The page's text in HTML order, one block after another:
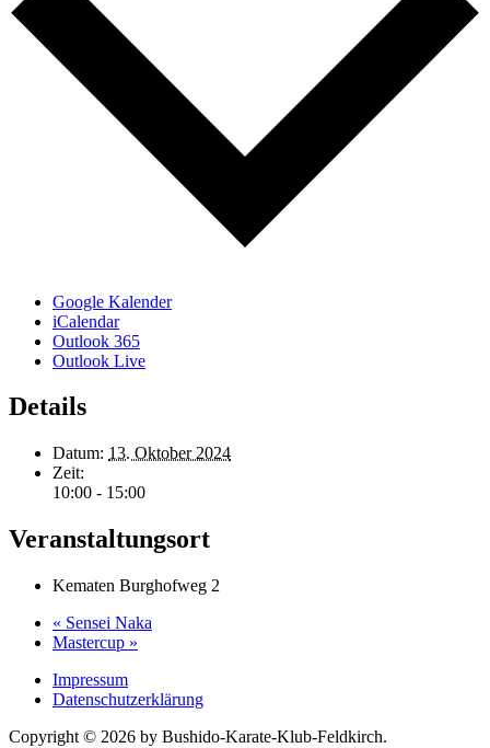
Google Kalender
iCalendar
Outlook 365
Outlook Live
Details
Datum: 13. Oktober 2024
Zeit:
10:00 - 15:00
Veranstaltungsort
Kematen Burghofweg 2
« Sensei Naka
Mastercup »
Impressum
Datenschutzerklärung
Copyright © 2026 by Bushido-Karate-Klub-Feldkirch.